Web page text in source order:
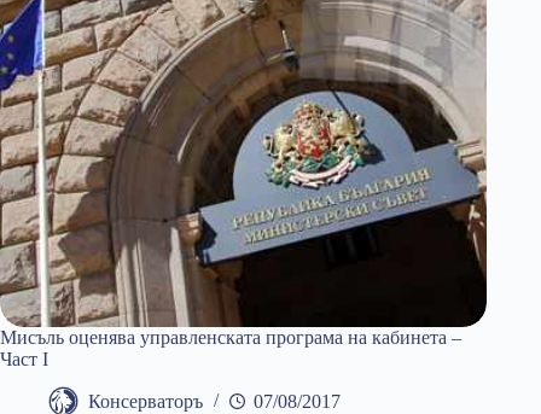
Мисъль оценява управленската програма на кабинета –
Част I
Консерваторъ 07/08/2017